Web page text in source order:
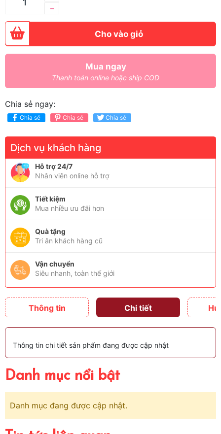
–
Cho vào giỏ
Mua ngay
Thanh toán online hoặc ship COD
Chia sẻ ngay:
Chia sẻ Chia sẻ Chia sẻ
Dịch vụ khách hàng
Hỗ trợ 24/7
Nhân viên online hỗ trợ
Tiết kiệm
Mua nhiều ưu đãi hơn
Quà tặng
Tri ân khách hàng cũ
Vận chuyển
Siêu nhanh, toàn thế giới
Thông tin Chi tiết
Thông tin chi tiết sản phẩm đang được cập nhật
Danh mục nổi bật
Danh mục đang được cập nhật.